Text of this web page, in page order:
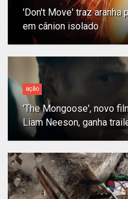
'Don't Move' traz aranha
em cânion isolado
ação
'The Mongoose', novo
Liam Neeson, ganha